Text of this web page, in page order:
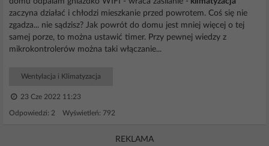
zaczyna działać i chłodzi mieszkanie przed powrotem. Coś się nie
zgadza... nie sądzisz? Jak powrót do domu jest mniej więcej o tej
samej porze, to można ustawić timer. Przy pewnej wiedzy z
mikrokontrolerów można taki włączanie...
Wentylacja i Klimatyzacja
23 Cze 2022 11:23
Odpowiedzi: 2 Wyświetleń: 792
REKLAMA